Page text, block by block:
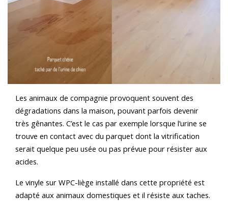
Les animaux de compagnie provoquent souvent des
dégradations dans la maison, pouvant parfois devenir
très gênantes. C’est le cas par exemple lorsque l’urine se
trouve en contact avec du parquet dont la vitrification
serait quelque peu usée ou pas prévue pour résister aux
acides.
Le vinyle sur WPC-liège installé dans cette propriété est
adapté aux animaux domestiques et il résiste aux taches.